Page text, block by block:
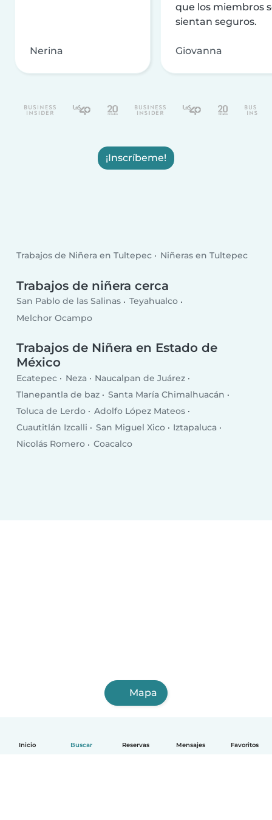
Inicio Buscar Reservas Mensajes Favoritos
Nerina
que los miembros
sientan seguros.
Giovanna
¡Inscríbeme!
Trabajos de Niñera en Tultepec Niñeras en Tultepec
Trabajos de niñera cerca
San Pablo de las Salinas
Teyahualco
Melchor Ocampo
Trabajos de Niñera en Estado de
México
Ecatepec Neza
Naucalpan de Juárez
Tlanepantla de baz
Santa María Chimalhuacán
Toluca de Lerdo
Adolfo López Mateos
Cuautitlán Izcalli
San Miguel Xico
Iztapaluca
Nicolás Romero
Coacalco
Mapa